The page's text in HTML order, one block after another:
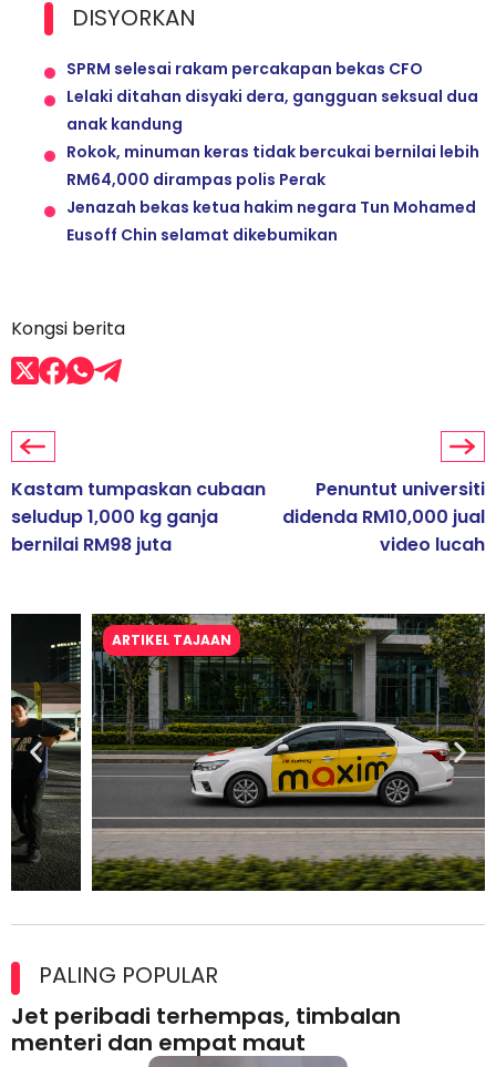
DISYORKAN
SPRM selesai rakam percakapan bekas CFO
Lelaki ditahan disyaki dera, gangguan seksual dua
anak kandung
Rokok, minuman keras tidak bercukai bernilai lebih
RM64,000 dirampas polis Perak
Jenazah bekas ketua hakim negara Tun Mohamed
Eusoff Chin selamat dikebumikan
Kongsi berita
Kastam tumpaskan cubaan
seludup 1,000 kg ganja
bernilai RM98 juta
Penuntut universiti
didenda RM10,000 jual
video lucah
ARTIKEL TAJAAN
lesen separuh pertama 2026
PALING POPULAR
Jet peribadi terhempas, timbalan
menteri dan empat maut